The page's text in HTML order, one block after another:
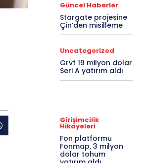
Güncel Haberler
Stargate projesine
Çin’den misilleme
Uncategorized
Grvt 19 milyon dolar
Seri A yatırım aldı
Girişimcilik
Hikayeleri
Fon platformu
Fonmap, 3 milyon
dolar tohum